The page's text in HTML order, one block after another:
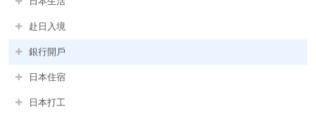
赴日入境
銀行開戶
日本住宿
日本打工